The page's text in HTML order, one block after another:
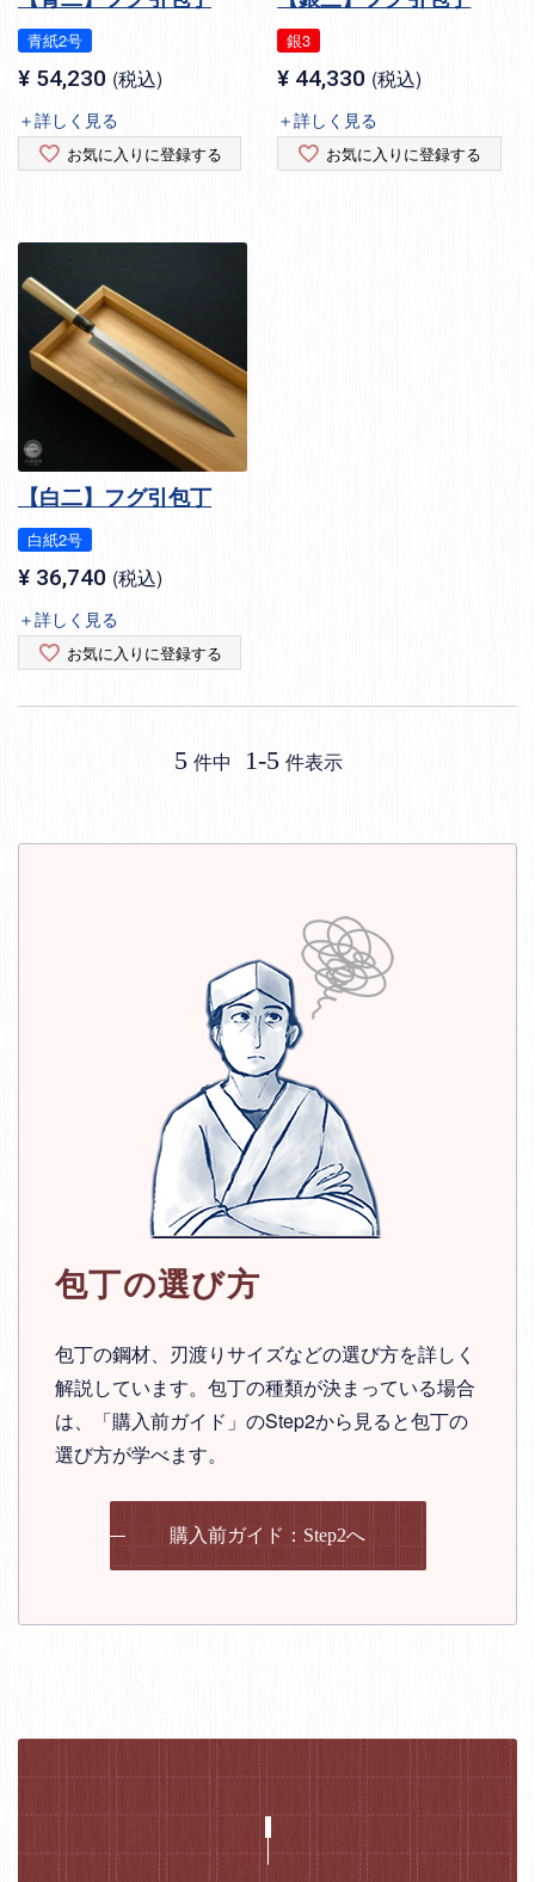
青紙2号
¥ 54,230 税込
＋詳しく見る
お気に入りに登録する
銀3
¥ 44,330 税込
＋詳しく見る
お気に入りに登録する
【白二】フグ引包丁
白紙2号
¥ 36,740 税込
＋詳しく見る
お気に入りに登録する
5 件中 1-5 件表示
包丁の選び方
包丁の鋼材、刃渡りサイズなどの選び方を詳しく
解説しています。包丁の種類が決まっている場合
は、「購入前ガイド」のStep2から見ると包丁の
選び方が学べます。
購入前ガイド：Step2へ